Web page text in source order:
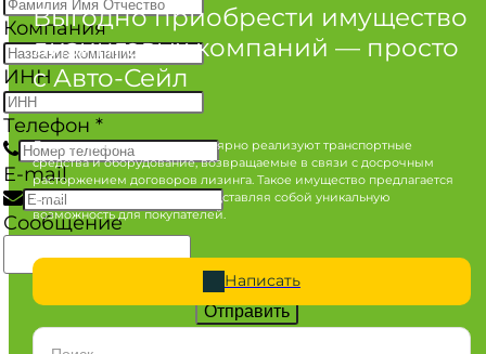
Выгодно приобрести имущество
лизинговых компаний — просто
с Авто-Сейл
Лизинговые компании регулярно реализуют транспортные
средства и оборудование, возвращаемые в связи с досрочным
расторжением договоров лизинга. Такое имущество предлагается
по конкурентным ценам, представляя собой уникальную
возможность для покупателей.
Написать
Компания
ИНН
Телефон *
E-mail
Сообщение
Отправить